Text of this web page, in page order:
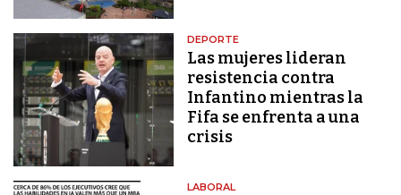
DEPORTE
Las mujeres lideran
resistencia contra
Infantino mientras la
Fifa se enfrenta a una
crisis
LABORAL